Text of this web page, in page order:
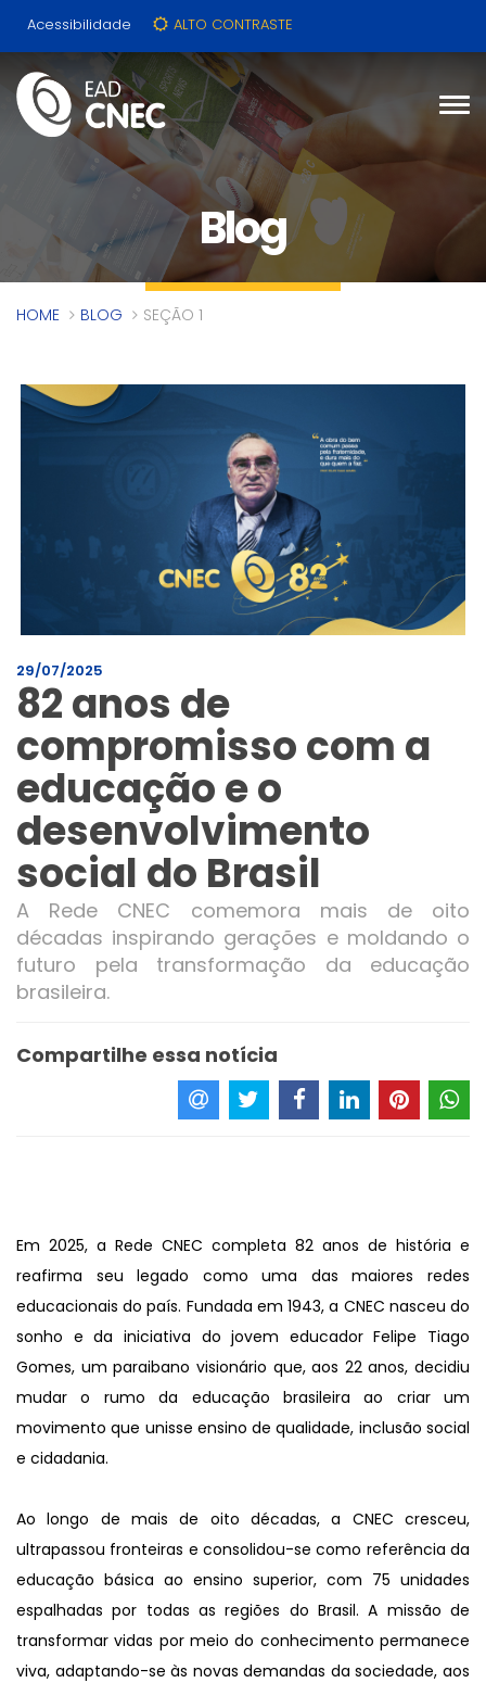
Acessibilidade ALTO CONTRASTE
Blog
HOME BLOG SEÇÃO 1
29/07/2025
82 anos de
compromisso com a
educação e o
desenvolvimento
social do Brasil
A Rede CNEC comemora mais de oito
décadas inspirando gerações e moldando o
futuro pela transformação da educação
brasileira.
Compartilhe essa notícia
Em 2025, a Rede CNEC completa 82 anos de história e
reafirma seu legado como uma das maiores redes
educacionais do país. Fundada em 1943, a CNEC nasceu do
sonho e da iniciativa do jovem educador Felipe Tiago
Gomes, um paraibano visionário que, aos 22 anos, decidiu
mudar o rumo da educação brasileira ao criar um
movimento que unisse ensino de qualidade, inclusão social
e cidadania.
Ao longo de mais de oito décadas, a CNEC cresceu,
ultrapassou fronteiras e consolidou-se como referência da
educação básica ao ensino superior, com 75 unidades
espalhadas por todas as regiões do Brasil. A missão de
transformar vidas por meio do conhecimento permanece
viva, adaptando-se às novas demandas da sociedade, aos